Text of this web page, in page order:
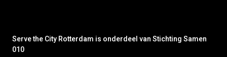
Serve the City Rotterdam is onderdeel van Stichting Samen
010